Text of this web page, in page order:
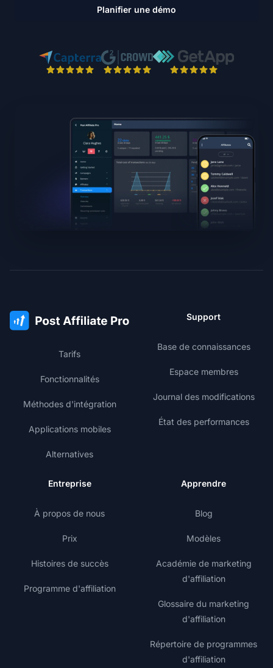
Planifier une démo
Tarifs
Fonctionnalités
Méthodes d'intégration
Applications mobiles
Alternatives
Support
Base de connaissances
Espace membres
Journal des modifications
État des performances
Entreprise
À propos de nous
Prix
Histoires de succès
Programme d'affiliation
Apprendre
Blog
Modèles
Académie de marketing
d'affiliation
Glossaire du marketing
d'affiliation
Répertoire de programmes
d'affiliation